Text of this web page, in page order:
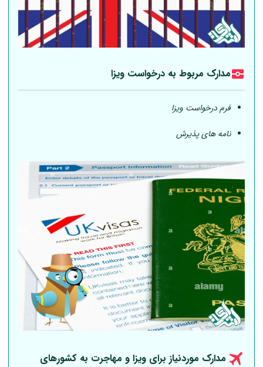
مدارک مربوط به درخواست ویزا
فرم درخواست ویزا
نامه های پذیرش
مدارک موردنیاز برای ویزا و مهاجرت به کشورهای